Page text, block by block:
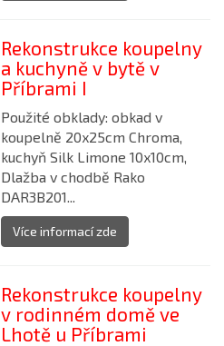
Rekonstrukce koupelny
a kuchyně v bytě v
Příbrami I
Použité obklady: obkad v
koupelně 20x25cm Chroma,
kuchyň Silk Limone 10x10cm,
Dlažba v chodbě Rako
DAR3B201...
Více informací zde
Rekonstrukce koupelny
v rodinném domě ve
Lhotě u Příbrami